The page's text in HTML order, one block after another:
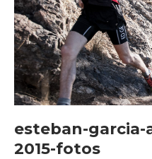
esteban-
2015-fotos